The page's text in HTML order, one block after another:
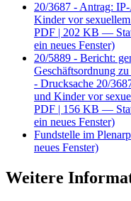
20/3687 - Antrag: IP-
Kinder vor
PDF | 202 KB —
ein neues Fenster)
20/5889 - Bericht:
Geschäftsordnung
- Drucksache 20/
und Kinder vor
PDF | 156 KB —
ein neues Fenster)
Fundstelle im
neues Fenster)
Weitere